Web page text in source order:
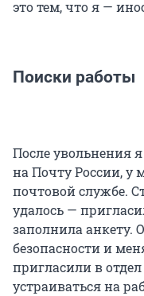
это тем, что я —
Поиски работы
После увольнения
на Почту России, у
почтовой службе.
удалось —
заполнила анкету.
безопасности и
пригласили в
устраиваться на